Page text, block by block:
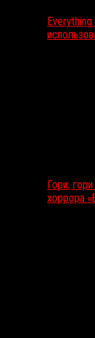
Гори,
хоррора